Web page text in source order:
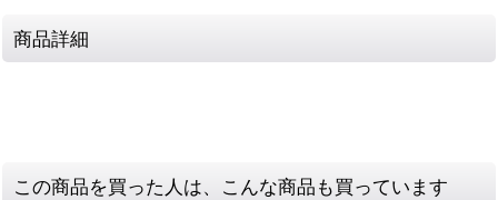
商品詳細
この商品を買った人は、こんな商品も買っています